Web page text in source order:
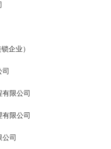
企业）
限公司
限公司
司